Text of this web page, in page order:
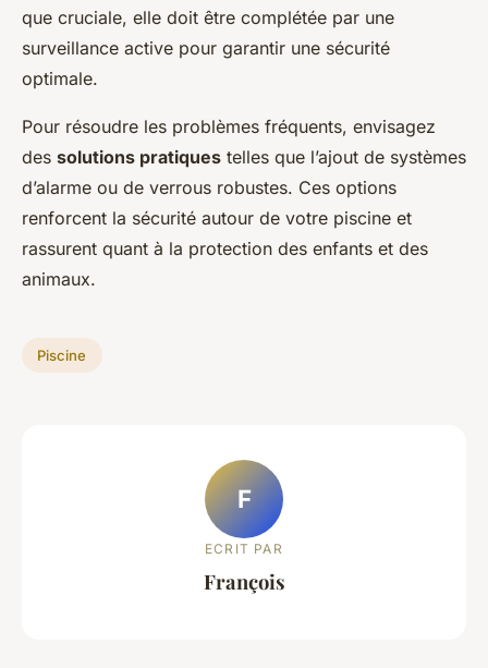
que cruciale, elle doit être complétée par une
surveillance active pour garantir une sécurité
optimale.
Pour résoudre les problèmes fréquents, envisagez
des solutions pratiques telles que l’ajout de systèmes
d’alarme ou de verrous robustes. Ces options
renforcent la sécurité autour de votre piscine et
rassurent quant à la protection des enfants et des
animaux.
Piscine
F
ECRIT PAR
François